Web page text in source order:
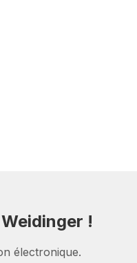
!
électronique.